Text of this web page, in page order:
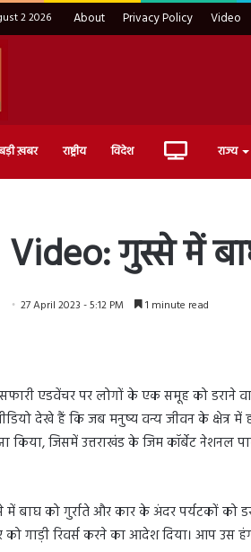
2 2026 About Privacy Policy Video
ख़बर राष्ट्रीय विदेश Live राज्य
गुस्से में
27 April 2023 - 5:12 PM 1 minute read
सफारी एडवेंचर पर लोगों के एक समूह को डराने
देखे हैं कि जब मनुष्य वन्य जीवन के क्षेत्र में
किया, जिसमें उत्तराखंड के जिम कॉर्बेट
में बाघ को गुर्राते और कार के अंदर पर्यटकों
को गाड़ी रिवर्स करने का आदेश दिया। आप